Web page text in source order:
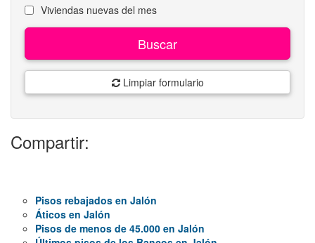
Viviendas nuevas del mes
Buscar
Limpiar formulario
Compartir:
Pisos rebajados en Jalón
Áticos en Jalón
Pisos de menos de 45.000 en Jalón